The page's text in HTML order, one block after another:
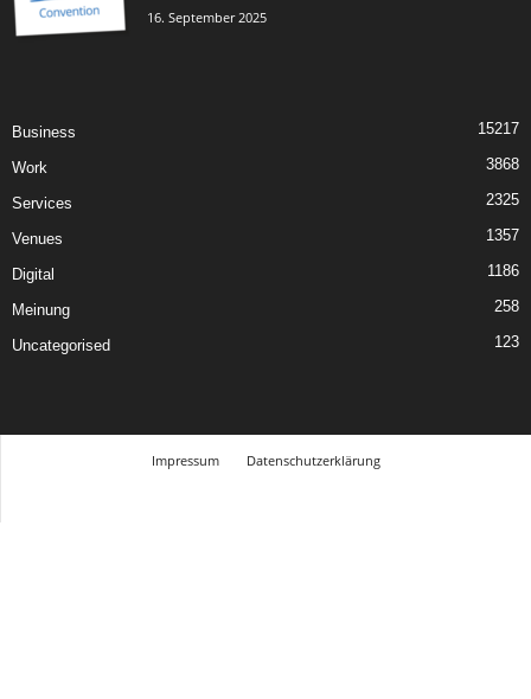
16. September 2025
Business 15217
Work 3868
Services 2325
Venues 1357
Digital 1186
Meinung 258
Uncategorised 123
Impressum
Datenschutzerklärung